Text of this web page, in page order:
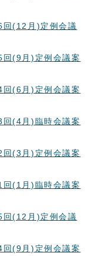
回(12月)定例会議
回(9月)定例会議案
回(6月)定例会議案
回(4月)臨時会議案
回(3月)定例会議案
回(1月)臨時会議案
回(12月)定例会議
回(9月)定例会議案